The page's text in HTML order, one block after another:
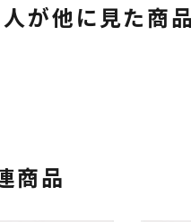
が他に見た商品
商品